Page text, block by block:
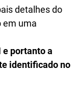
detalhes do
em uma
e portanto a
identificado no